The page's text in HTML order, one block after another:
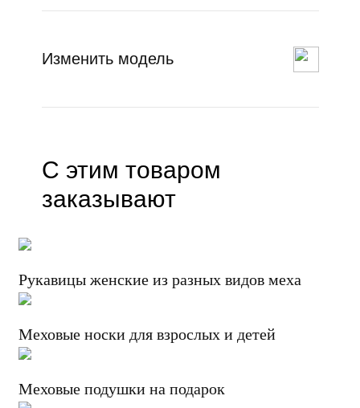
Изменить модель
С этим товаром
заказывают
Рукавицы женские из разных видов меха
Меховые носки для взрослых и детей
Меховые подушки на подарок